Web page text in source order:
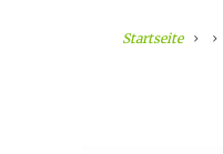
Startseite